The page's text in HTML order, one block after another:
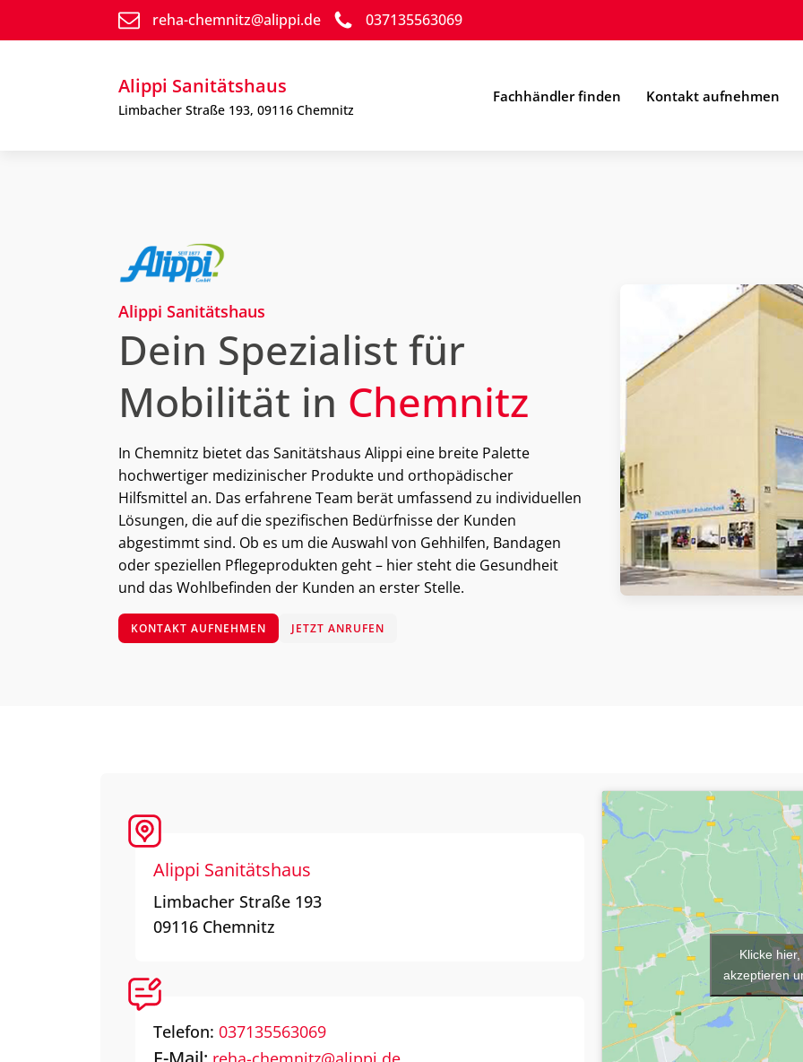
reha-chemnitz@alippi.de 037135563069
Alippi Sanitätshaus
Limbacher Straße 193, 09116 Chemnitz
Fachhändler finden Kontakt aufnehmen
Alippi Sanitätshaus
Dein Spezialist für
Mobilität in Chemnitz
In Chemnitz bietet das Sanitätshaus Alippi eine breite Palette
hochwertiger medizinischer Produkte und orthopädischer
Hilfsmittel an. Das erfahrene Team berät umfassend zu individuellen
Lösungen, die auf die spezifischen Bedürfnisse der Kunden
abgestimmt sind. Ob es um die Auswahl von Gehhilfen, Bandagen
oder speziellen Pflegeprodukten geht – hier steht die Gesundheit
und das Wohlbefinden der Kunden an erster Stelle.
KONTAKT AUFNEHMEN JETZT ANRUFEN
Alippi Sanitätshaus
Limbacher Straße 193
09116 Chemnitz
Telefon: 037135563069
Klicke
akzeptieren